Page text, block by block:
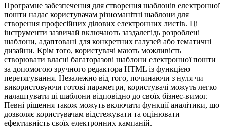
Програмне забезпечення для створення шаблонів електронної
пошти надає користувачам різноманітні шаблони для
створення професійних ділових електронних листів. Ці
інструменти зазвичай включають заздалегідь розроблені
шаблони, адаптовані для конкретних галузей або тематичні
дизайни. Крім того, користувачі мають можливість
створювати власні багаторазові шаблони електронної пошти
за допомогою зручного редактора HTML із функцією
перетягування. Незалежно від того, починаючи з нуля чи
використовуючи готові параметри, користувачі можуть легко
налаштувати ці шаблони відповідно до своїх бізнес-вимог.
Певні рішення також можуть включати функції аналітики, що
дозволяє користувачам відстежувати та оцінювати
ефективність своїх електронних кампаній.